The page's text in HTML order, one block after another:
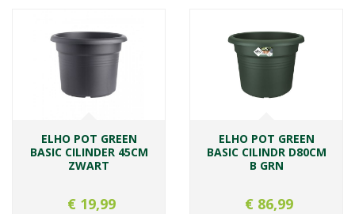
ELHO POT GREEN
BASIC CILINDER 45CM
ZWART
€ 19,99
ELHO POT GREEN
BASIC CILINDR D80CM
B GRN
€ 86,99